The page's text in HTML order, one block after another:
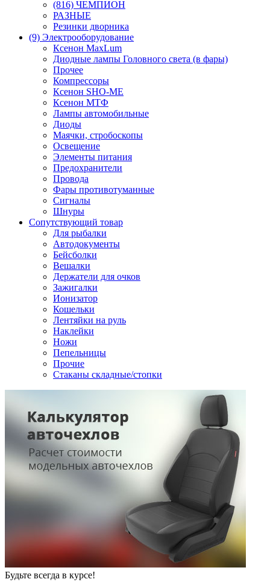
(816) ЧЕМПИОН
РАЗНЫЕ
Резинки дворника
(9) Электрооборудование
Ксенон MaxLum
Диодные лампы Головного света (в фары)
Прочее
Компрессоры
Ксенон SHO-ME
Ксенон МТФ
Лампы автомобильные
Диоды
Маячки, стробоскопы
Освещение
Элементы питания
Предохранители
Провода
Фары противотуманные
Сигналы
Шнуры
Сопутствующий товар
Для рыбалки
Автодокументы
Бейсболки
Вешалки
Держатели для очков
Зажигалки
Ионизатор
Кошельки
Лентяйки на руль
Наклейки
Ножи
Пепельницы
Прочие
Стаканы складные/стопки
Будьте всегда в курсе!